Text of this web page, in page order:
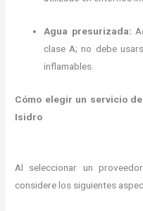
Agua presurizada:
clase A; no debe
inflamables.
Cómo elegir un servicio
Isidro
Al seleccionar un
considere los siguientes